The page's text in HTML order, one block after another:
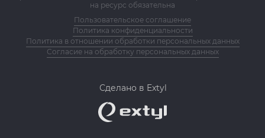
на ресурс обязательна
Пользовательское соглашение
Политика конфиденциальности
Политика в отношении обработки персональных данных
Согласие на обработку персональных данных
Сделано в Extyl